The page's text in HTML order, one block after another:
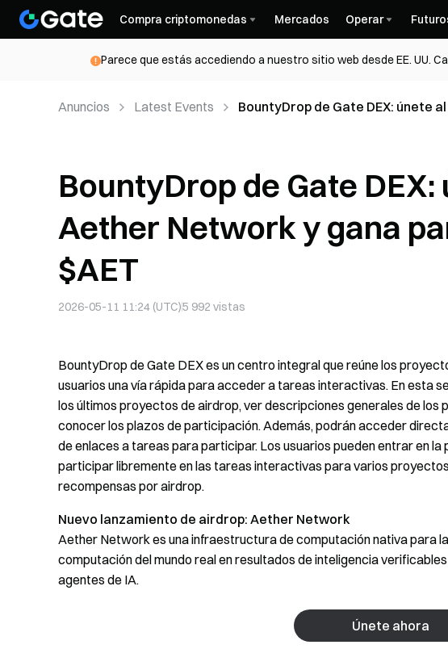
Compra criptomonedas Mercados Operar
Parece que estás accediendo a nuestro sitio web desde EE. UU.
Anuncios Latest Events
BountyDrop de Gate DEX: únete
BountyDrop de Gate
Aether Network y gana
$AET
2026-05-11 11:24 (UTC)5 992 vistas
BountyDrop de Gate DEX es un centro integral que reúne los
usuarios una vía rápida para acceder a tareas interactivas. En esta
los últimos proyectos de airdrop, ver descripciones generales de
conocer los plazos de participación. Además, podrán acceder
de enlaces a tareas para participar. Los usuarios pueden entrar en
participar libremente en las tareas interactivas para varios
recompensas por airdrop.
Nuevo lanzamiento de airdrop: Aether Network
Aether Network es una infraestructura de computación nativa para
computación del mundo real en resultados de inteligencia
agentes de IA.
Únete ahora